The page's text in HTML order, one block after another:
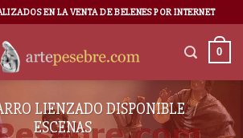
EN LA VENTA DE BELENES POR INTERNET
0
LIENZADO DISPONIBLE /
ESCENAS